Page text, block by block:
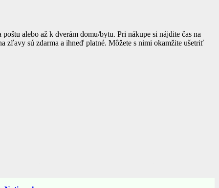
alebo až k dverám domu/bytu. Pri nákupe si nájdite čas na
zľavy sú zdarma a ihneď platné. Môžete s nimi okamžite ušetriť